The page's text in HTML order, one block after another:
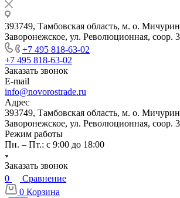
393749, Тамбовская область, м. о.
Заворонежское, ул. Революционная, соор.
+7 495 818-63-02
+7 495 818-63-02
Заказать звонок
E-mail
info@novorostrade.ru
Адрес
393749, Тамбовская область, м. о.
Заворонежское, ул. Революционная, соор.
Режим работы
Пн. – Пт.: с 9:00 до 18:00
Заказать звонок
0
Сравнение
0 Корзина